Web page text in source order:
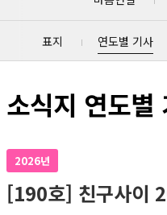
표지 연도별 기사
소식지 연도별
2026년
[190호] 친구사이